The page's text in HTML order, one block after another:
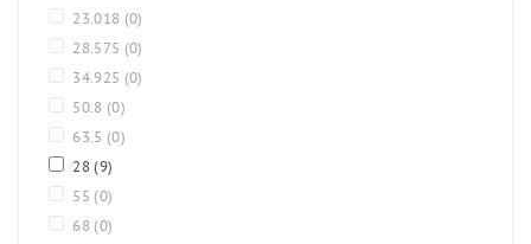
23.018 (0)
28.575 (0)
34.925 (0)
50.8 (0)
63.5 (0)
28(9)
55 (0)
68 (0)